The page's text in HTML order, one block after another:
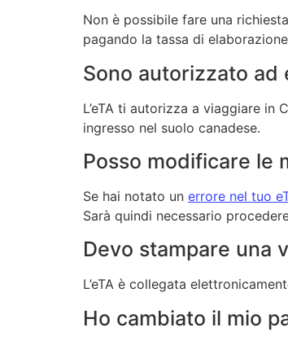
Non è possibile fare una
pagando la tassa di
Sono autorizzato ad
L’eTA ti autorizza a viaggiare
ingresso nel suolo canadese.
Posso modificare le
Se hai notato un errore nel tuo
Sarà quindi necessario
Devo stampare una
L’eTA è collegata
Ho cambiato il mio